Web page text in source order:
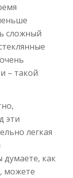
сложный
– такой
эти
легкая
думаете, как
можете